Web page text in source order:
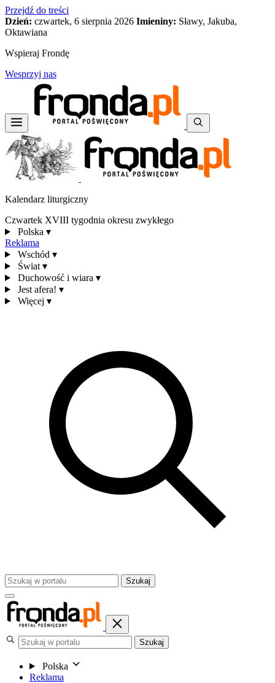
Przejdź do treści
Dzień: czwartek, 6 sierpnia 2026 Imieniny: Sławy, Jakuba,
Oktawiana
Wspieraj Frondę
Wesprzyj nas
Kalendarz liturgiczny
Czwartek XVIII tygodnia okresu zwykłego
Polska ▾
Reklama
Wschód ▾
Świat ▾
Duchowość i wiara ▾
Jest afera! ▾
Więcej ▾
Szukaj
Szukaj
Polska
Reklama